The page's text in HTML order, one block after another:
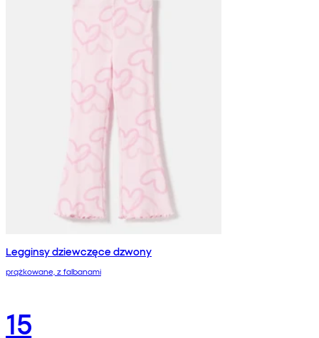
Legginsy dziewczęce dzwony
prążkowane, z falbanami
15